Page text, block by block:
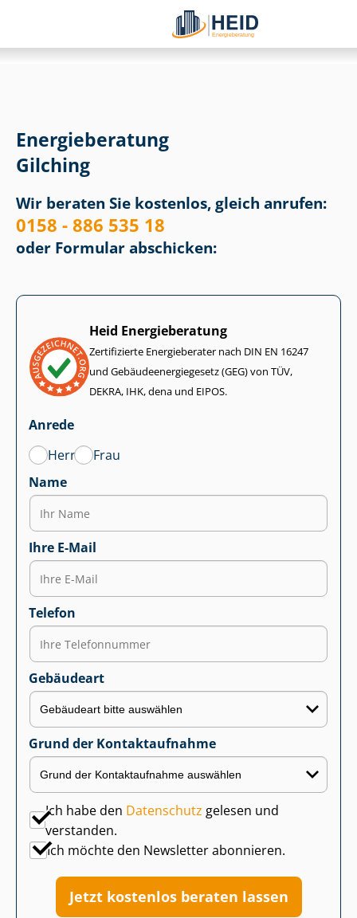
Energieberatung
Gilching
Wir beraten Sie kostenlos, gleich anrufen:
0158 - 886 535 18
oder Formular abschicken:
Heid Energieberatung
Zertifizierte Energieberater nach DIN EN 16247
und Ge­bäu­de­en­er­gie­ge­setz (GEG) von TÜV,
DEKRA, IHK, dena und EIPOS.
Anrede
Herr
Frau
Name
Ihre E-Mail
Telefon
Gebäudeart
Grund der Kontaktaufnahme
Ich habe den Datenschutz gelesen und
verstanden.
Ich möchte den Newsletter abonnieren.
Jetzt kostenlos beraten lassen